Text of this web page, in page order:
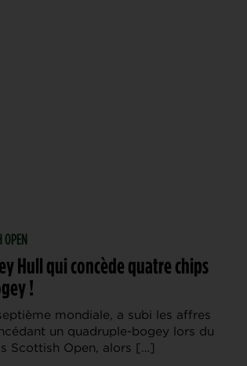
OPEN
Hull qui concède quatre chips
!
mondiale, a subi les affres
un quadruple-bogey lors du
Scottish Open, alors […]